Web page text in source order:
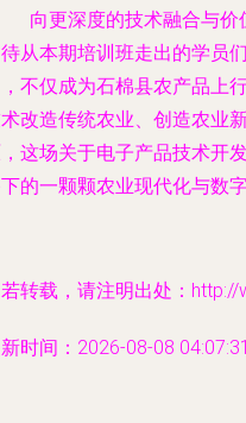
向更深度的技术融合与价
从本期培训班走出的学员
不仅成为石棉县农产品上
改造传统农业、创造农业
这场关于电子产品技术开
的一颗颗农业现代化与数
转载，请注明出处：
时间：2026-08-08 04:07:31